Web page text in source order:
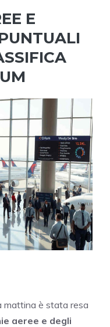
E
mattina è stata resa
aeree e degli